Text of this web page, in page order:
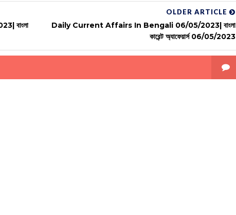
বাংলা
OLDER ARTICLE
Daily Current Affairs In Bengali 06/05/2023| বাংলা
কারেন্ট অ্যাফেয়ার্স 06/05/2023